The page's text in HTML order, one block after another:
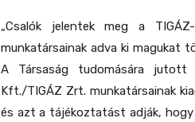
„Csalók jelentek meg a
munkatársainak adva ki magukat
A Társaság tudomására jutott
Kft./TIGÁZ Zrt. munkatársainak
és azt a tájékoztatást adják, hogy